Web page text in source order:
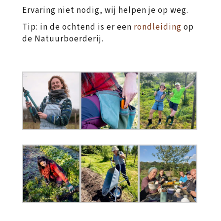
Ervaring niet nodig, wij helpen je op weg.
Tip: in de ochtend is er een rondleiding op
de Natuurboerderij.